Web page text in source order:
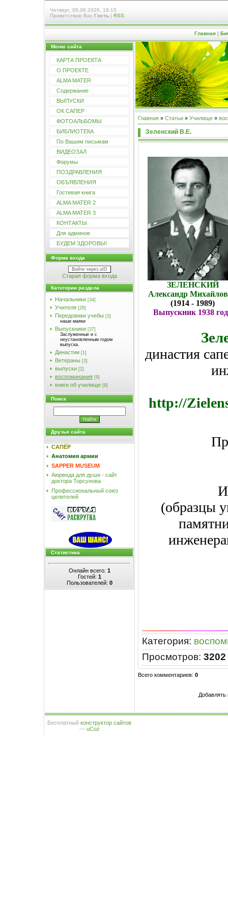
Четверг, 06.08.2026, 18:15
Приветствую Вас Гость | RSS
Главная|
Меню сайта
КАРТА ПРОЕКТА
О ПРОЕКТЕ
ALMA MATER
Содержание
ВЫПУСКИ
ОК САПЕР
ФОТОАЛЬБОМЫ
БИБЛИОТЕКА
По Вашим письмам
ВИДЕОЗАЛ
Форумы
ПОЗДРАВЛЕНИЯ
ОБЪЯВЛЕНИЯ
Гостевая книга
ALMA MATER 2
ALMA MATER 3
КОНТАКТЫ
Для админов
БУДЕМ ЗДОРОВЫ!
Форма входа
Войти через uID
Старая форма входа
Категории раздела
Начальники [34]
Учителя [29]
Передовики учебы [3]
наши маяки
Выпускники [37]
Заслуженные и с
неустановленным годом
выпуска.
Династии [1]
Ветераны [3]
выпуски [2]
воспоминания [9]
книги об училище [8]
Поиск
Друзья сайта
САПЁР
Анатомия армии
SAPPER MUSEUM
Аюрведа для души - сайт
доктора Торсунова
Профессиональный союз
целителей
Статистика
Онлайн всего: 1
Гостей: 1
Пользователей: 0
Главная » Статьи » Училищe »
Зеленский В.Е.
ЗЕЛЕНСКИЙ
Александр
(1914 - 1989)
Выпускник 1938
династия
http://
(образцы
Категория:
Просмотров: 3202
Всего комментариев: 0
Добавлять
Бесплатный конструктор сайтов
— uCoz